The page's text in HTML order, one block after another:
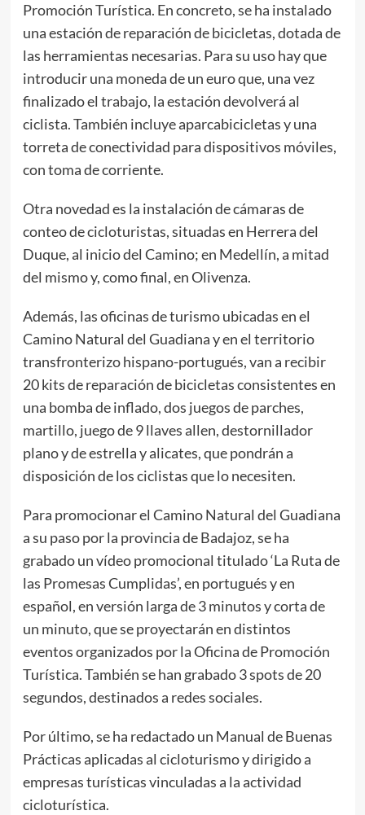
Promoción Turística. En concreto, se ha instalado
una estación de reparación de bicicletas, dotada de
las herramientas necesarias. Para su uso hay que
introducir una moneda de un euro que, una vez
finalizado el trabajo, la estación devolverá al
ciclista. También incluye aparcabicicletas y una
torreta de conectividad para dispositivos móviles,
con toma de corriente.
Otra novedad es la instalación de cámaras de
conteo de cicloturistas, situadas en Herrera del
Duque, al inicio del Camino; en Medellín, a mitad
del mismo y, como final, en Olivenza.
Además, las oficinas de turismo ubicadas en el
Camino Natural del Guadiana y en el territorio
transfronterizo hispano-portugués, van a recibir
20 kits de reparación de bicicletas consistentes en
una bomba de inflado, dos juegos de parches,
martillo, juego de 9 llaves allen, destornillador
plano y de estrella y alicates, que pondrán a
disposición de los ciclistas que lo necesiten.
Para promocionar el Camino Natural del Guadiana
a su paso por la provincia de Badajoz, se ha
grabado un vídeo promocional titulado ‘La Ruta de
las Promesas Cumplidas’, en portugués y en
español, en versión larga de 3 minutos y corta de
un minuto, que se proyectarán en distintos
eventos organizados por la Oficina de Promoción
Turística. También se han grabado 3 spots de 20
segundos, destinados a redes sociales.
Por último, se ha redactado un Manual de Buenas
Prácticas aplicadas al cicloturismo y dirigido a
empresas turísticas vinculadas a la actividad
cicloturística.